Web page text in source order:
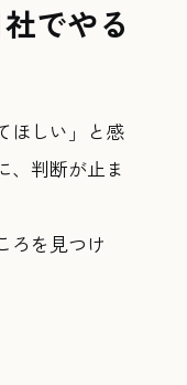
でやる
ほしい」と感
、判断が止ま
ろを見つけ